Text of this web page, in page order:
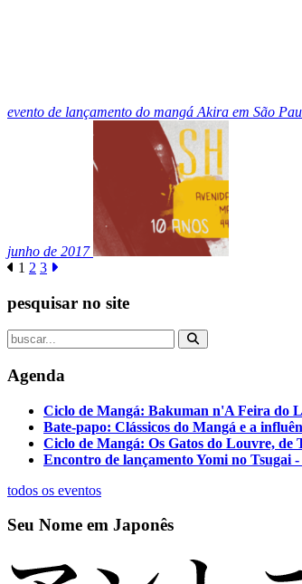
evento de lançamento do mangá Akira em São
junho de 2017
1 2 3
pesquisar no site
Agenda
Ciclo de Mangá: Bakuman n'A Feira do
Bate-papo: Clássicos do Mangá e a
Ciclo de Mangá: Os Gatos do Louvre, de
Encontro de lançamento Yomi no Tsugai
todos os eventos
Seu Nome em Japonês